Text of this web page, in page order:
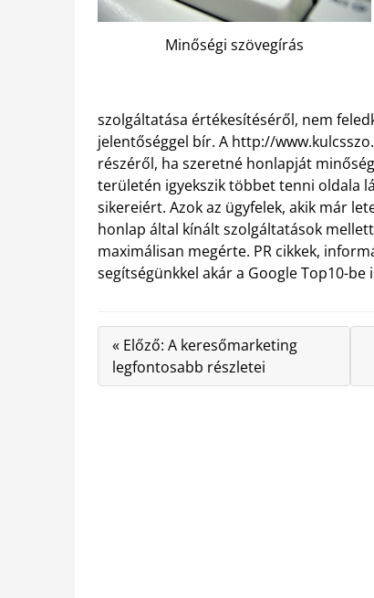
Minőségi szövegírás
szolgáltatása értékesítéséről, nem
jelentőséggel bír. A http://
részéről, ha szeretné honlapját
területén igyekszik többet tenni oldala
sikereiért. Azok az ügyfelek, akik már
honlap által kínált szolgáltatások
maximálisan megérte. PR cikkek,
segítségünkkel akár a Google Top10-
« Előző: A keresőmarketing
legfontosabb részletei